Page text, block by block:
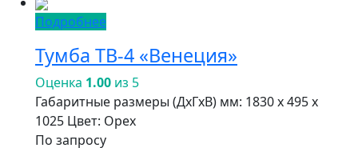
Подробнее
Тумба ТВ-4 «Венеция»
Оценка 1.00 из 5
Габаритные размеры (ДxГxВ) мм: 1830 x 495 x
1025 Цвет: Орех
По запросу